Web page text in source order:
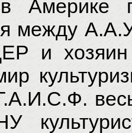
Америке
между
и